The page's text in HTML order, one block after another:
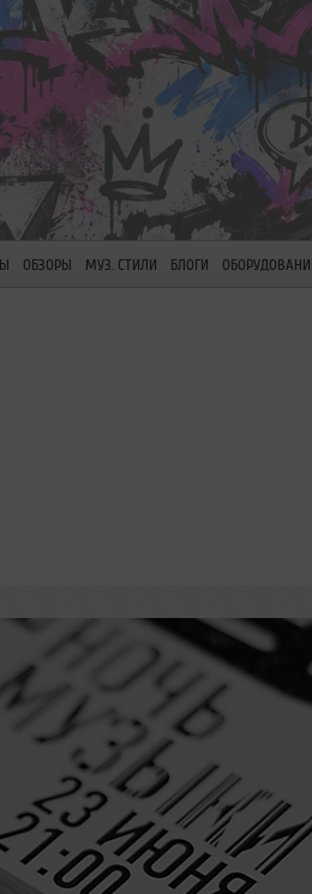
ОБЗОРЫ МУЗ. СТИЛИ БЛОГИ